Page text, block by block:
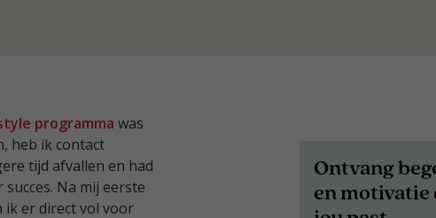
programma was
heb ik contact
tijd afvallen en had
Na mij eerste
ik er direct vol voor
Ontvang
en motivatie